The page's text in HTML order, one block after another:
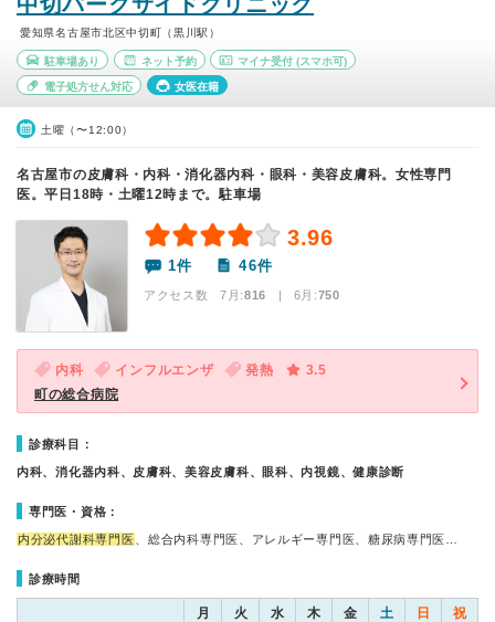
愛知県名古屋市北区中切町（黒川駅）
駐車場あり ネット予約 マイナ受付 (スマホ可)
電子処方せん対応 女医在籍
土曜（〜12:00）
名古屋市の皮膚科・内科・消化器内科・眼科・美容皮膚科。女性専門
医。平日18時・土曜12時まで。駐車場
3.96
1件 46件
アクセス数 7月:816 | 6月:750
内科 インフルエンザ 発熱
3.5
町の総合病院
診療科目：
内科、消化器内科、皮膚科、美容皮膚科、眼科、内視鏡、健康診断
専門医・資格：
内分泌代謝科専門医 、総合内科専門医、アレルギー専門医、糖尿病専門医…
診療時間
月 火 水 木 金 土 日 祝